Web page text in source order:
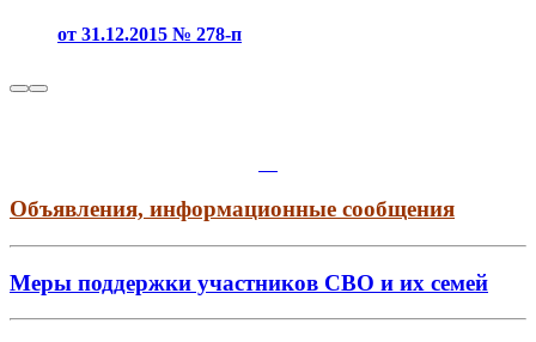
от 31.12.2015 № 278-п
Объявления, информационные сообщения
Меры поддержки участников СВО и их семей